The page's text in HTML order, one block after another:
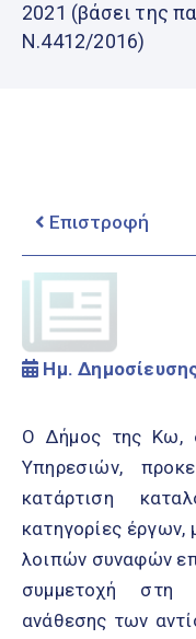
2021 (βάσει της
Ν.4412/2016)
Επιστροφή
Ημ.
Ο Δήμος της Κω,
Υπηρεσιών,
κατάρτιση
κατηγορίες έργων,
λοιπών συναφών
συμμετοχή στη
ανάθεσης των